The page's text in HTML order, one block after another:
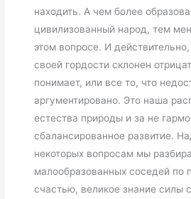
находить. А чем более
цивилизованный народ, тем
этом вопросе. И
своей гордости склонен
понимает, или все то, что
аргументировано. Это наша
естества природы и за не
сбалансированное развитие.
некоторых вопросам мы
малообразованных соседей по
счастью, великое знание силы